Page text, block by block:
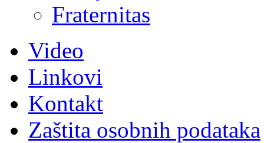
Fraternitas
Video
Linkovi
Kontakt
Zaštita osobnih podataka